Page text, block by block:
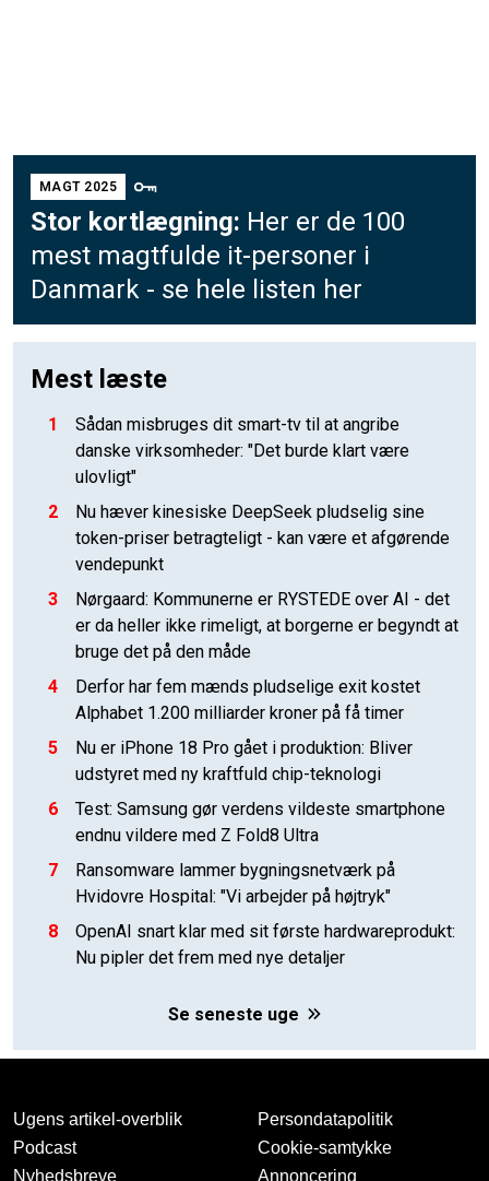
MAGT 2025
Stor kortlægning: Her er de 100
mest magtfulde it-personer i
Danmark - se hele listen her
Mest læste
1
Sådan misbruges dit smart-tv til at angribe
danske virksomheder: "Det burde klart være
ulovligt"
2
Nu hæver kinesiske DeepSeek pludselig sine
token-priser betragteligt - kan være et afgørende
vendepunkt
3
Nørgaard: Kommunerne er RYSTEDE over AI - det
er da heller ikke rimeligt, at borgerne er begyndt at
bruge det på den måde
4
Derfor har fem mænds pludselige exit kostet
Alphabet 1.200 milliarder kroner på få timer
5
Nu er iPhone 18 Pro gået i produktion: Bliver
udstyret med ny kraftfuld chip-teknologi
6
Test: Samsung gør verdens vildeste smartphone
endnu vildere med Z Fold8 Ultra
7
Ransomware lammer bygningsnetværk på
Hvidovre Hospital: "Vi arbejder på højtryk"
8
OpenAI snart klar med sit første hardwareprodukt:
Nu pipler det frem med nye detaljer
Se seneste uge
Ugens artikel-overblik
Podcast
Nyhedsbreve
Persondatapolitik
Cookie-samtykke
Annoncering